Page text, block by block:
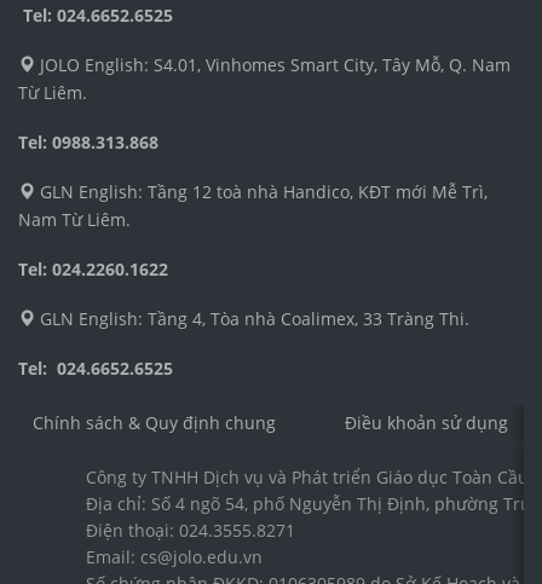
Tel: 024.6652.6525
JOLO English: S4.01, Vinhomes Smart City, Tây Mỗ, Q. Nam
Từ Liêm.
Tel: 0988.313.868
GLN English: Tầng 12 toà nhà Handico, KĐT mới Mễ Trì,
Nam Từ Liêm.
Tel: 024.2260.1622
GLN English: Tầng 4, Tòa nhà Coalimex, 33 Tràng Thi.
Tel: 024.6652.6525
Chính sách & Quy định chung Điều khoản sử dụng
Công ty TNHH Dịch vụ và Phát triển Giáo dục Toàn Cầu
Địa chỉ: Số 4 ngõ 54, phố Nguyễn Thị Định, phường
Điện thoại: 024.3555.8271
Email: cs@jolo.edu.vn